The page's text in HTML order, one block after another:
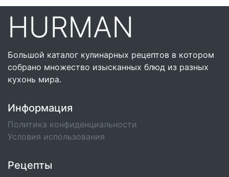
HURMAN
Большой каталог кулинарных рецептов в котором
собрано множество изысканных блюд из разных
кухонь мира.
Информация
Политика конфиденциальности
Условия использования
Рецепты